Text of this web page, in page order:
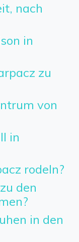
nach
in
zu
von
in
rodeln?
den
in den